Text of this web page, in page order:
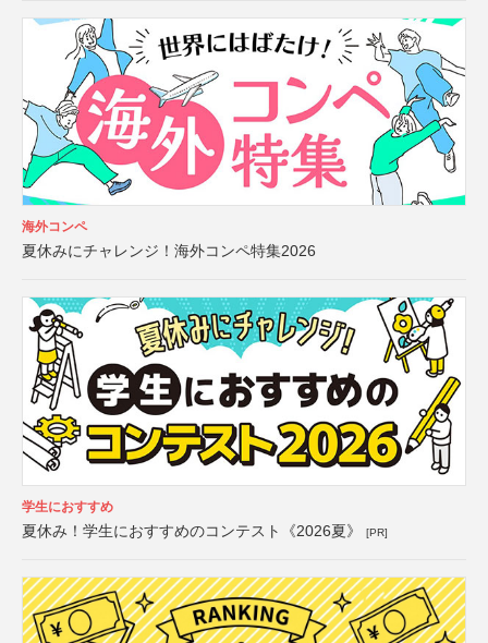
海外コンペ
夏休みにチャレンジ！海外コンペ特集2026
学生におすすめ
夏休み！学生におすすめのコンテスト《2026夏》 [PR]